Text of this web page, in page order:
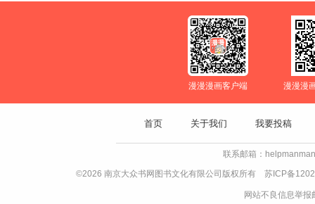
漫漫漫画客户端 漫漫漫
首页 关于我们 我要投稿
联系邮箱：
©2026 南京大众书网图书文化有限公司版权所有 苏ICP备
网站不良信息举